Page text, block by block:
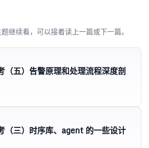
继续看，可以接着读上一篇或下一篇。
（五）告警原理和处理流程深度剖
（三）时序库、agent 的一些设计